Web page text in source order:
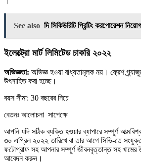
See also দি সিকিউরিটি প্রিন্টিং করপোরেশন
ইলেক্ট্রো মার্ট লিমিটেড চাকরি ২০২২
অভিজ্ঞতা: অভিজ্ঞ হওয়া বাধ্যতামূলক নয়। ফ্রেশ
উৎসাহিত করা হচ্ছে।
বয়স সীমা: 30 বছরের নিচে
বেতনঃ আলোচনা সাপেক্ষে
আপনি যদি সঠিক ব্যক্তি হওয়ার ব্যাপারে সম্পূর্ণ
৩০ এপ্রিল ২০২২ তারিখে বা তার আগে সিভি-তে
ফটোগ্রাফ সহ আপনার সম্পূর্ণ জীবনবৃত্তান্ত সহ খামের
আবেদন করুন।